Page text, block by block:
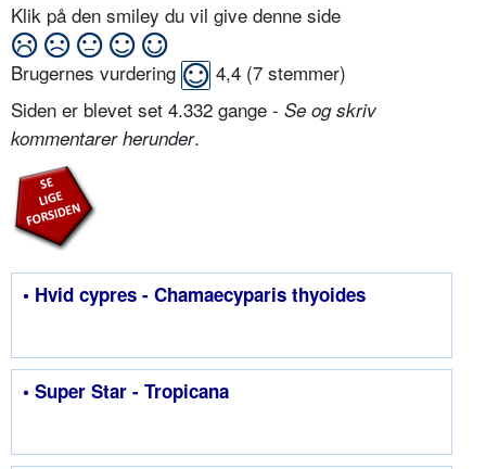
Klik på den smiley du vil give denne side
Brugernes vurdering 4,4 (7 stemmer)
Siden er blevet set 4.332 gange - Se og skriv
kommentarer herunder.
• Hvid cypres - Chamaecyparis thyoides
• Super Star - Tropicana